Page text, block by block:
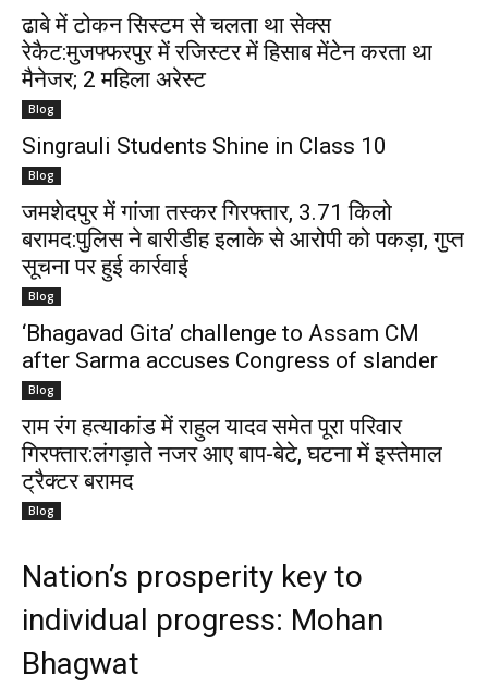
ढाबे में टोकन सिस्टम से चलता था सेक्स
रेकैट:मुजफ्फरपुर में रजिस्टर में हिसाब मेंटेन करता था
मैनेजर; 2 महिला अरेस्ट
Blog
Singrauli Students Shine in Class 10
Blog
जमशेदपुर में गांजा तस्कर गिरफ्तार, 3.71 किलो
बरामद:पुलिस ने बारीडीह इलाके से आरोपी को पकड़ा, गुप्त
सूचना पर हुई कार्रवाई
Blog
‘Bhagavad Gita’ challenge to Assam CM
after Sarma accuses Congress of slander
Blog
राम रंग हत्याकांड में राहुल यादव समेत पूरा परिवार
गिरफ्तार:लंगड़ाते नजर आए बाप-बेटे, घटना में इस्तेमाल
ट्रैक्टर बरामद
Blog
Nation’s prosperity key to
individual progress: Mohan
Bhagwat